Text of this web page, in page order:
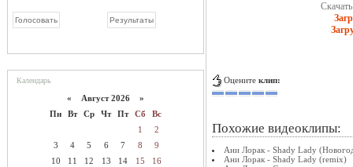
Календарь
« Август 2026 »
Пн
Вт Ср Чт Пт Сб
Вс
1
2
3
4 5 6 7 8
9
10
11 12 13 14 15
16
Оцените клип:
Похожие видеоклипы:
Ани Лорак - Shady Lady
Ани Лорак - Shady Lady (remix)